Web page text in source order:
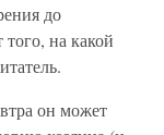
до
на какой
он может